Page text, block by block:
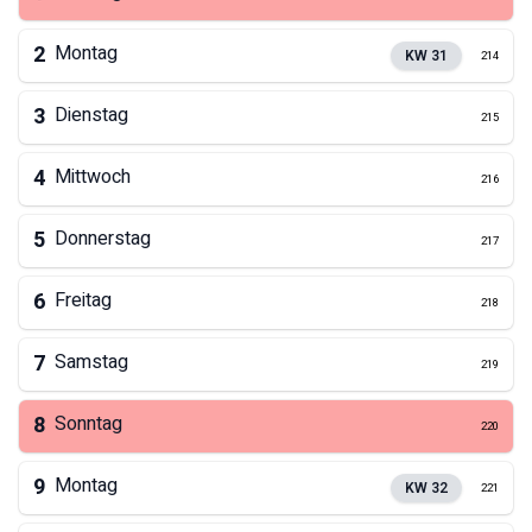
2 Montag KW 31 214
3 Dienstag 215
4 Mittwoch 216
5 Donnerstag 217
6 Freitag 218
7 Samstag 219
8 Sonntag 220
9 Montag KW 32 221